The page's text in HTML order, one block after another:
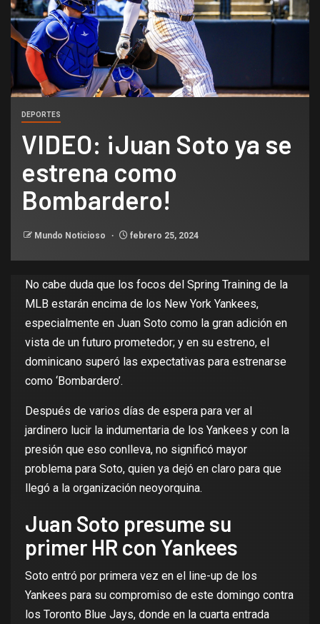
DEPORTES
VIDEO: ¡Juan Soto ya se
estrena como
Bombardero!
Mundo Noticioso febrero 25, 2024
No cabe duda que los focos del Spring Training de la
MLB estarán encima de los New York Yankees,
especialmente en Juan Soto como la gran adición en
vista de un futuro prometedor; y en su estreno, el
dominicano superó las expectativas para estrenarse
como ‘Bombardero’.
Después de varios días de espera para ver al
jardinero lucir la indumentaria de los Yankees y con la
presión que eso conlleva, no significó mayor
problema para Soto, quien ya dejó en claro para que
llegó a la organización neoyorquina.
Juan Soto presume su
primer HR con Yankees
Soto entró por primera vez en el line-up de los
Yankees para su compromiso de este domingo contra
los Toronto Blue Jays, donde en la cuarta entrada